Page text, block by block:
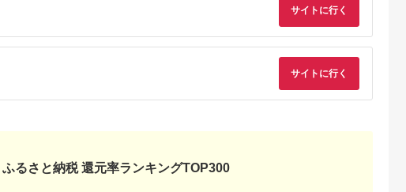
AC充電器 PD35W
USB-C 1ポートUSB-
ACPD35WU1) ペー
オーク調 設置作業付
ピアノ
MOTTERU(モッテ
ル) Power
Delivery65W対応
USB-C×1ポート、
USB-A×1ポート 合計
最大63W AC充電器
かしこく充電 ２年保
証（MOT-
円
大分県 国東市
【Canon】 キヤノン
ミラーレス カメラ
EOS R7 ボディー キ
ャノン 一眼 家電
_0022C
寄付金額:
サイトに行く
サイトに行く
ふるさと納税 還元率ランキングTOP300